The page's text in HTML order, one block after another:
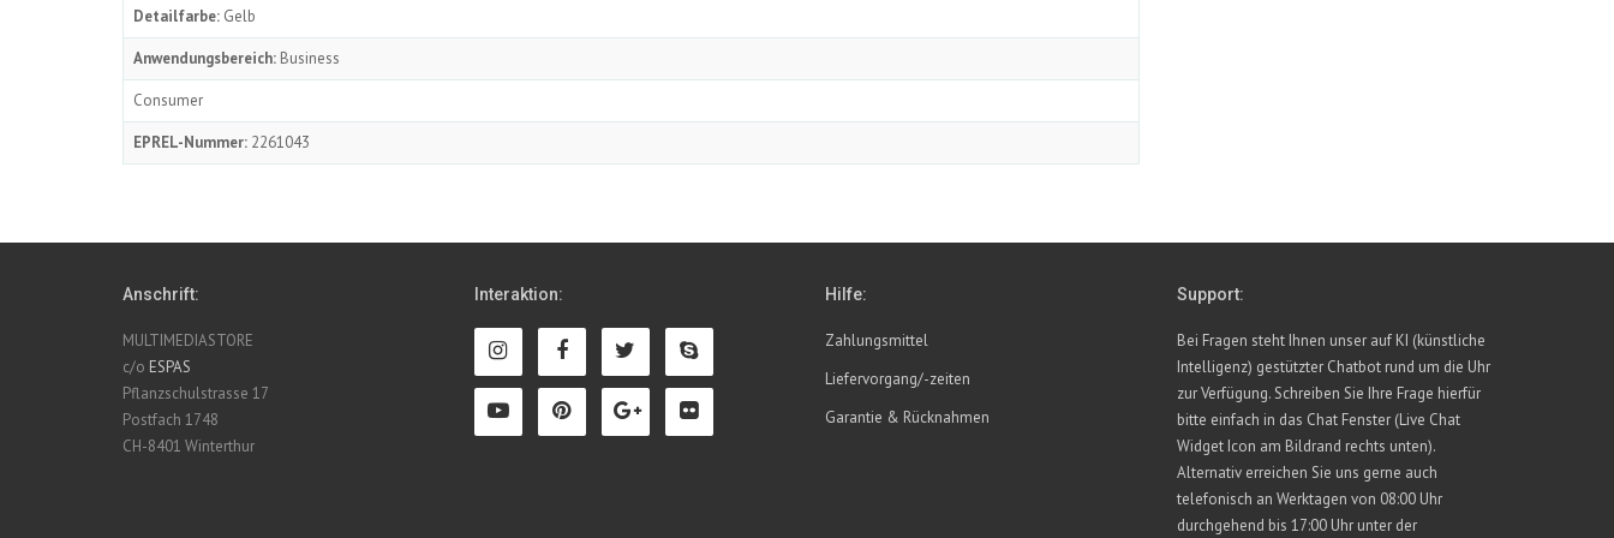
Detailfarbe: Gelb
Anwendungsbereich: Business
Consumer
EPREL-Nummer: 2261043
Anschrift:
MULTIMEDIASTORE
c/o ESPAS
Pflanzschulstrasse 17
Postfach 1748
CH-8401 Winterthur
Interaktion: Hilfe:
Zahlungsmittel
Liefervorgang/-zeiten
Garantie & Rücknahmen
Support:
Bei Fragen steht Ihnen unser auf KI (künstliche
Intelligenz) gestützter Chatbot rund um die Uhr
zur Verfügung. Schreiben Sie Ihre Frage hierfür
bitte einfach in das Chat Fenster (Live Chat
Widget Icon am Bildrand rechts unten).
Alternativ erreichen Sie uns gerne auch
telefonisch an Werktagen von 08:00 Uhr
durchgehend bis 17:00 Uhr unter der